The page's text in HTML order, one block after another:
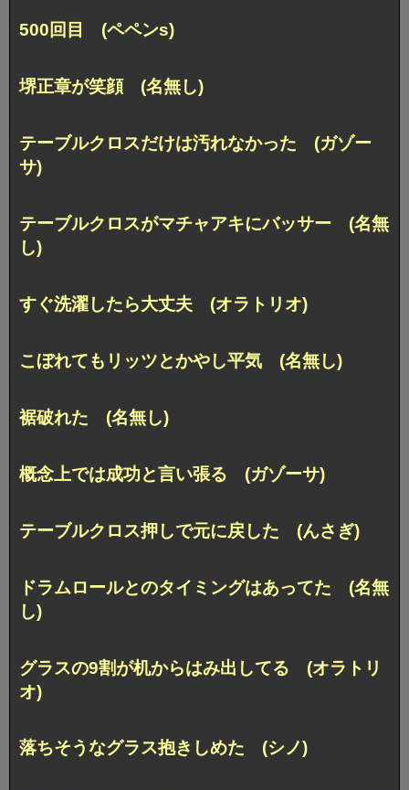
500回目 (ペペンs)
堺正章が笑顔 (名無し)
テーブルクロスだけは汚れなかった (ガゾー
サ)
テーブルクロスがマチャアキにバッサー (名無
し)
すぐ洗濯したら大丈夫 (オラトリオ)
こぼれてもリッツとかやし平気 (名無し)
裾破れた (名無し)
概念上では成功と言い張る (ガゾーサ)
テーブルクロス押しで元に戻した (んさぎ)
ドラムロールとのタイミングはあってた (名無
し)
グラスの9割が机からはみ出してる (オラトリ
オ)
落ちそうなグラス抱きしめた (シノ)